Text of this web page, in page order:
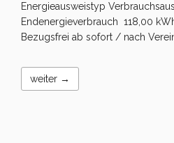
Energieausweistyp
Endenergieverbrauch 118,00
Bezugsfrei ab sofort / nach
weiter →